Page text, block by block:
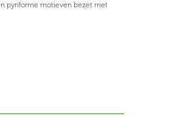
pyriforme motieven bezet met